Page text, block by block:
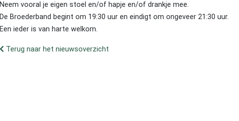
Neem vooral je eigen stoel en/of hapje en/of drankje mee.
De Broederband begint om 19:30 uur en eindigt om ongeveer 21:30 uur.
Een ieder is van harte welkom.
Terug naar het nieuwsoverzicht